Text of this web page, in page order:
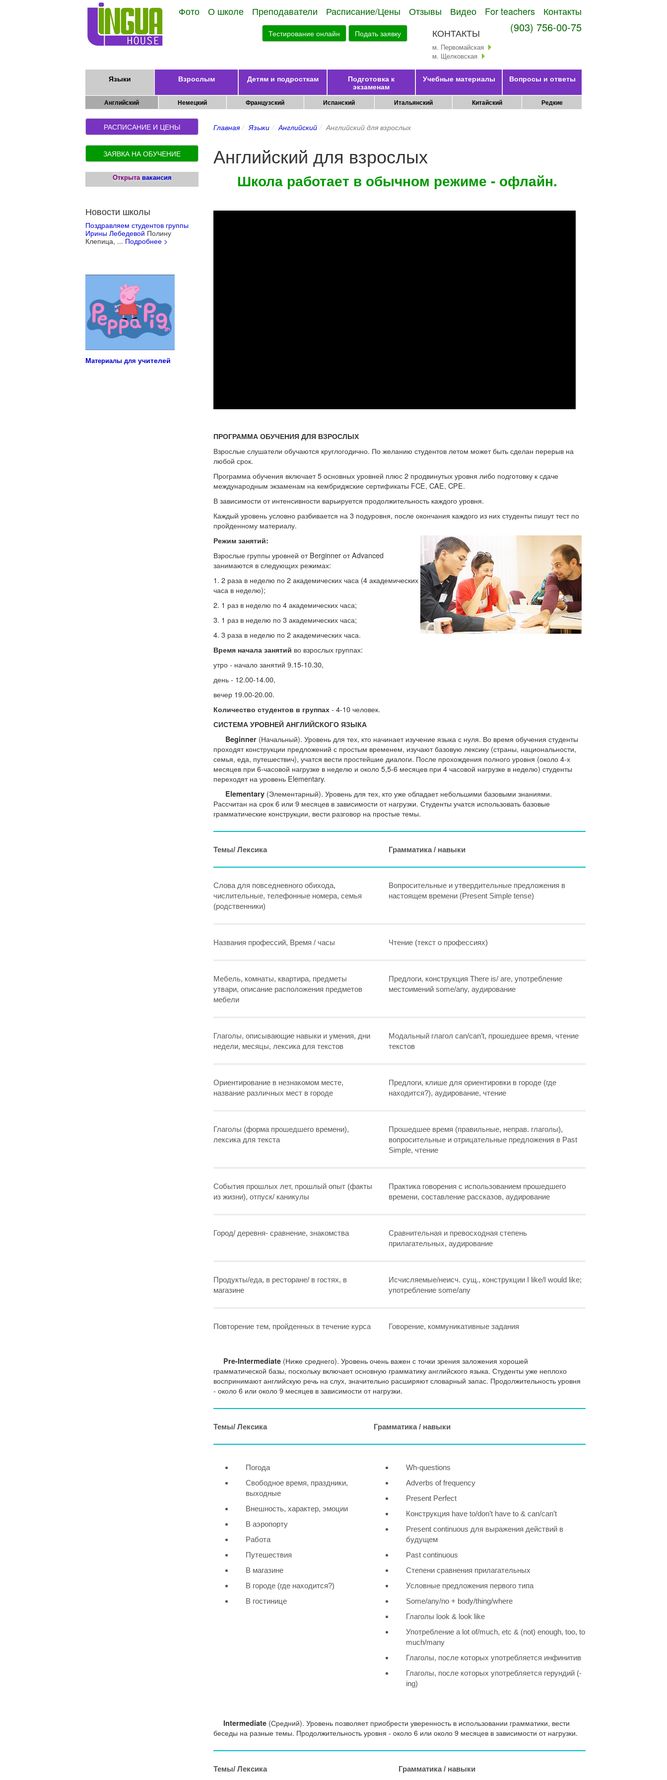
Фото О школе Преподаватели Расписание/Цены Отзывы Видео For teachers Контакты
(903) 756-00-75
КОНТАКТЫ
м. Первомайская
м. Щелковская
Тестирование онлайн Подать заявку
Языки Взрослым Детям и подросткам
Подготовка к
экзаменам
Учебные материалы Вопросы и ответы
Английский Немецкий Французский Испанский Итальянский Китайский Редкие
РАСПИСАНИЕ И ЦЕНЫ
ЗАЯВКА НА ОБУЧЕНИЕ
Открыта вакансия
Новости школы
Поздравляем студентов группы
Ирины Лебедевой Полину
Клепица, ... Подробнее >
Материалы для учителей
Главная Языки Английский Английский для взрослых
Английский для взрослых
Школа работает в обычном режиме - офлайн.
ПРОГРАММА ОБУЧЕНИЯ ДЛЯ ВЗРОСЛЫХ
Взрослые слушатели обучаются круглогодично. По желанию студентов летом может быть сделан перерыв на
любой срок.
Программа обучения включает 5 основных уровней плюс 2 продвинутых уровня либо подготовку к сдаче
международным экзаменам на кембриджские сертификаты FCE, CAE, CPE.
В зависимости от интенсивности варьируется продолжительность каждого уровня.
Каждый уровень условно разбивается на 3 подуровня, после окончания каждого из них студенты пишут тест по
пройденному материалу.
Режим занятий:
Взрослые группы уровней от Berginner от Advanced
занимаются в следующих режимах:
1. 2 раза в неделю по 2 академических часа (4 академических
часа в неделю);
2. 1 раз в неделю по 4 академических часа;
3. 1 раз в неделю по 3 академических часа;
4. 3 раза в неделю по 2 академических часа.
Время начала занятий во взрослых группах:
утро - начало занятий 9.15-10.30,
день - 12.00-14.00,
вечер 19.00-20.00.
Количество студентов в группах- 4-10 человек.
СИСТЕМА УРОВНЕЙ АНГЛИЙСКОГО ЯЗЫКА
Beginner (Начальный). Уровень для тех, кто начинает изучение языка с нуля. Во время обучения студенты
проходят конструкции предложений с простым временем, изучают базовую лексику (страны, национальности,
семья, еда, путешествич), учатся вести простейшие диалоги. После прохождения полного уровня (около 4-х
месяцев при 6-часовой нагрузке в неделю и около 5,5-6 месяцев при 4 часовой нагрузке в неделю) студенты
переходят на уровень Elementary.
Elementary(Элементарный). Уровень для тех, кто уже обладает небольшими базовыми знаниями.
Рассчитан на срок 6 или 9 месяцев в зависимости от нагрузки. Студенты учатся использовать базовые
грамматические конструкции, вести разговор на простые темы.
Темы/ Лексика Грамматика / навыки
Слова для повседневного обихода,
числительные, телефонные номера, семья
(родственники)
Вопросительные и утвердительные предложения в
настоящем времени (Present Simple tense)
Названия профессий, Время / часы Чтение (текст о профессиях)
Мебель, комнаты, квартира, предметы
утвари, описание расположения предметов
мебели
Предлоги, конструкция There is/ are, употребление
местоимений some/any, аудирование
Глаголы, описывающие навыки и умения, дни
недели, месяцы, лексика для текстов
Модальный глагол can/can’t, прошедшее время, чтение
текстов
Ориентирование в незнакомом месте,
название различных мест в городе
Предлоги, клише для ориентировки в городе (где
находится?), аудирование, чтение
Глаголы (форма прошедшего времени),
лексика для текста
Прошедшее время (правильные, неправ. глаголы),
вопросительные и отрицательные предложения в Past
Simple, чтение
События прошлых лет, прошлый опыт (факты
из жизни), отпуск/ каникулы
Практика говорения с использованием прошедшего
времени, составление рассказов, аудирование
Город/ деревня- сравнение, знакомства
Сравнительная и превосходная степень
прилагательных, аудирование
Продукты/еда, в ресторане/ в гостях, в
магазине
Исчисляемые/неисч. сущ., конструкции I like/I would like;
употребление some/any
Повторение тем, пройденных в течение курса Говорение, коммуникативные задания
Pre-Intermediate (Ниже среднего). Уровень очень важен с точки зрения заложения хорошей
грамматической базы, поскольку включает основную грамматику английского языка. Студенты уже неплохо
воспринимают английскую речь на слух, значительно расширяют словарный запас. Продолжительность уровня
- около 6 или около 9 месяцев в зависимости от нагрузки.
Темы/ Лексика Грамматика / навыки
Погода
Свободное время, праздники,
выходные
Внешность, характер, эмоции
В аэропорту
Работа
Путешествия
В магазине
В городе (где находится?)
В гостинице
Wh-questions
Adverbs of frequency
Present Perfect
Конструкция have to/don’t have to & can/can’t
Present continuous для выражения действий в
будущем
Past continuous
Степени сравнения прилагательных
Условные предложения первого типа
Some/any/no + body/thing/where
Глаголы look & look like
Употребление a lot of/much, etc & (not) enough, too, to
much/many
Глаголы, после которых употребляется инфинитив
Глаголы, после которых употребляется герундий (-
ing)
Intermediate(Средний). Уровень позволяет приобрести уверенность в использовании грамматики, вести
беседы на разные темы. Продолжительность уровня - около 6 или около 9 месяцев в зависимости от нагрузки.
Темы/ Лексика Грамматика / навыки